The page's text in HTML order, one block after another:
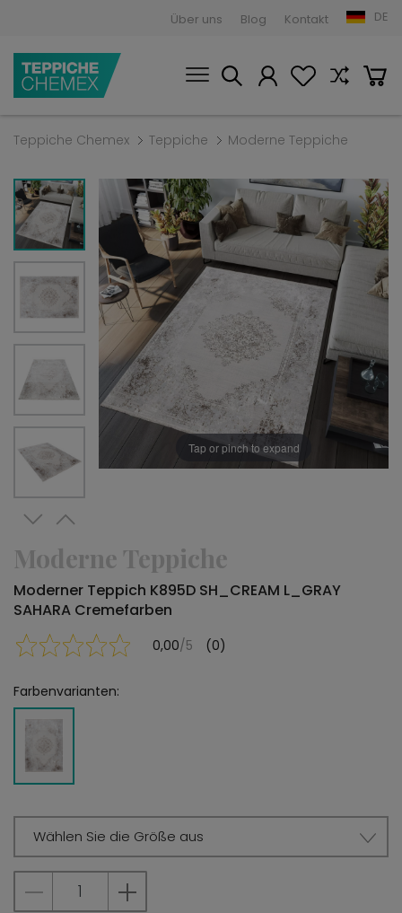
Über uns Blog Kontakt DE
Teppiche Chemex Teppiche Moderne Teppiche
Tap or pinch to expand
Moderne Teppiche
Moderner Teppich K895D SH_CREAM L_GRAY
SAHARA Cremefarben
0,00/5 (0)
Farbenvarianten:
Wählen Sie die Größe aus